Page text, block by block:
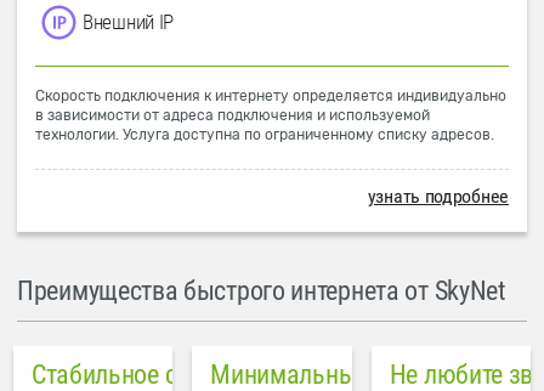
Внешний IP
Скорость подключения к интернету определяется индивидуально
в зависимости от адреса подключения и используемой
технологии. Услуга доступна по ограниченному списку адресов.
узнать подробнее
Преимущества быстрого интернета от SkyNet
Стабильное соединениеМинимальный пинг в городе
Не любите